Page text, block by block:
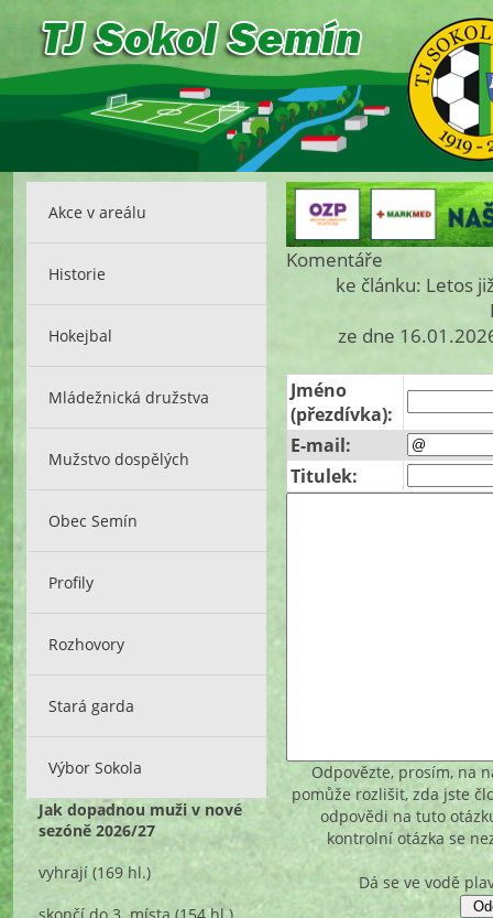
Akce v areálu
Historie
Hokejbal
Mládežnická družstva
Mužstvo dospělých
Obec Semín
Profily
Rozhovory
Stará garda
Výbor Sokola
Jak dopadnou muži v nové
sezóně 2026/27
vyhrají (169 hl.)
Komentáře
ke článku: Letos
ze dne
Jméno
(přezdívka):
E-mail:
Titulek:
Odpovězte, prosím, na
pomůže rozlišit, zda jste
odpovědi na tuto
kontrolní otázka se
Dá se ve vodě